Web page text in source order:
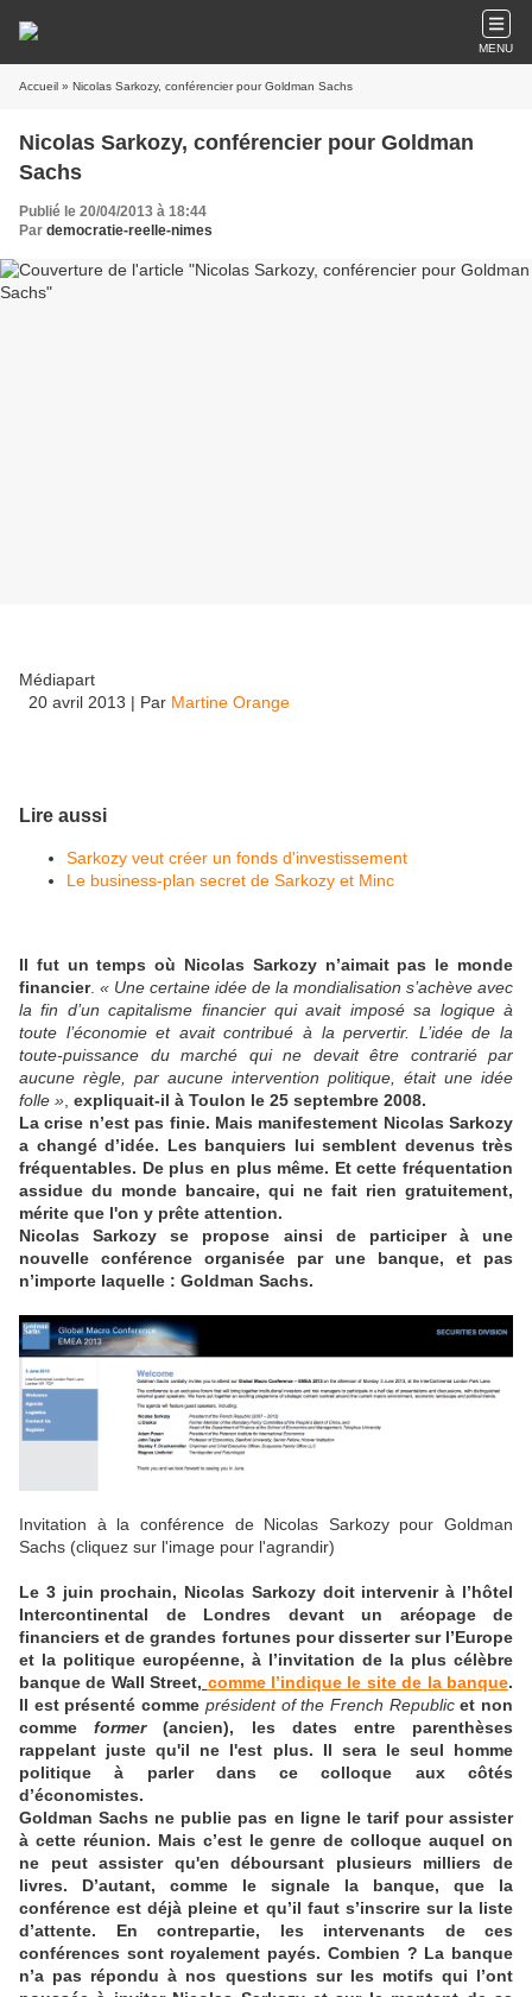
MENU
Accueil » Nicolas Sarkozy, conférencier pour Goldman Sachs
Nicolas Sarkozy, conférencier pour Goldman
Sachs
Publié le 20/04/2013 à 18:44
Par democratie-reelle-nimes
Médiapart
20 avril 2013 | Par Martine Orange
Lire aussi
Sarkozy veut créer un fonds d'investissement
Le business-plan secret de Sarkozy et Minc
Il fut un temps où Nicolas Sarkozy n’aimait pas le monde
financier. « Une certaine idée de la mondialisation s’achève avec
la fin d’un capitalisme financier qui avait imposé sa logique à
toute l’économie et avait contribué à la pervertir. L’idée de la
toute-puissance du marché qui ne devait être contrarié par
aucune règle, par aucune intervention politique, était une idée
folle » expliquait-il à Toulon le 25 septembre 2008.
La crise n’est pas finie. Mais manifestement Nicolas Sarkozy
a changé d’idée. Les banquiers lui semblent devenus très
fréquentables. De plus en plus même. Et cette fréquentation
assidue du monde bancaire, qui ne fait rien gratuitement,
mérite que l'on y prête attention.
Nicolas Sarkozy se propose ainsi de participer à une
nouvelle conférence organisée par une banque, et pas
n’importe laquelle : Goldman Sachs.
Invitation à la conférence de Nicolas Sarkozy pour Goldman
Sachs (cliquez sur l'image pour l'agrandir)
Le 3 juin prochain, Nicolas Sarkozy doit intervenir à l’hôtel
Intercontinental de Londres devant un aréopage de
financiers et de grandes fortunes pour disserter sur l’Europe
et la politique européenne, à l’invitation de la plus célèbre
banque de Wall Street, comme l’indique le site de la banque.
Il est présenté comme président of the French Republic et non
commeformer(ancien), les dates entre parenthèses
rappelant juste qu'il ne l'est plus. Il sera le seul homme
politique à parler dans ce colloque aux côtés
d’économistes.
Goldman Sachs ne publie pas en ligne le tarif pour assister
à cette réunion. Mais c’est le genre de colloque auquel on
ne peut assister qu'en déboursant plusieurs milliers de
livres. D’autant, comme le signale la banque, que la
conférence est déjà pleine et qu’il faut s’inscrire sur la liste
d’attente. En contrepartie, les intervenants de ces
conférences sont royalement payés. Combien ? La banque
n’a pas répondu à nos questions sur les motifs qui l’ont